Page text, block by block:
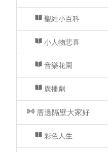
聖經小百科
小人物悲喜
音樂花園
廣播劇
厝邊隔壁大家好
彩色人生